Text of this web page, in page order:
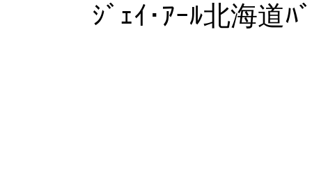
ｼﾞｪｲ･ｱｰﾙ北海道